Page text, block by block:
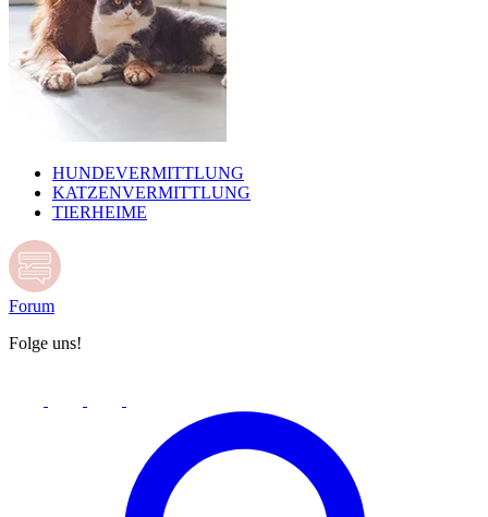
HUNDEVERMITTLUNG
KATZENVERMITTLUNG
TIERHEIME
Forum
Folge uns!